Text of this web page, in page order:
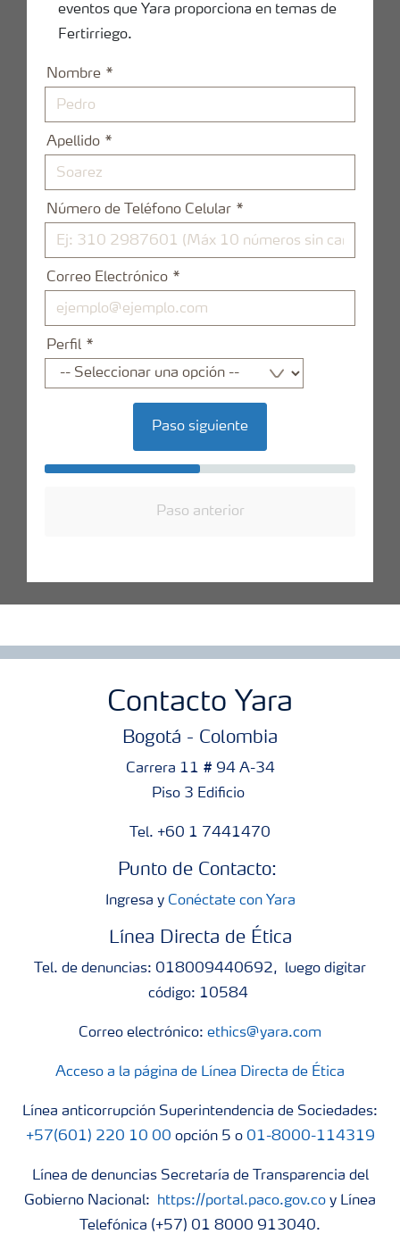
eventos que Yara proporciona en temas de
Fertirriego.
Nombre
Apellido
Número de Teléfono Celular
Correo Electrónico
Perfil
Paso anterior
Paso siguiente
Contacto Yara
Bogotá - Colombia
Carrera 11 # 94 A-34
Piso 3 Edificio
Tel. +60 1 7441470
Punto de Contacto:
Ingresa y Conéctate con Yara
Línea Directa de Ética
Tel. de denuncias: 018009440692, luego digitar
código: 10584
Correo electrónico: ethics@yara.com
Acceso a la página de Línea Directa de Ética
Línea anticorrupción Superintendencia de Sociedades:
+57(601) 220 10 00 opción 5 o 01-8000-114319
Línea de denuncias Secretaría de Transparencia del
Gobierno Nacional:
https://portal.paco.gov.co y Línea
Telefónica (+57) 01 8000 913040.